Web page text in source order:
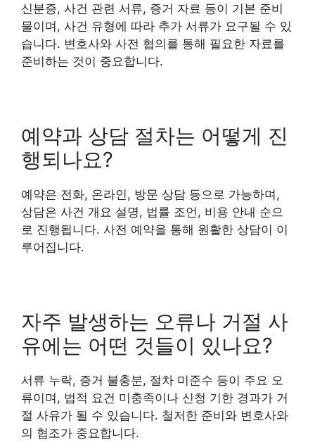
신분증, 사건 관련 서류, 증거 자료 등이 기본 준비
물이며, 사건 유형에 따라 추가 서류가 요구될 수 있
습니다. 변호사와 사전 협의를 통해 필요한 자료를
준비하는 것이 중요합니다.
예약과 상담 절차는 어떻게 진
행되나요?
예약은 전화, 온라인, 방문 상담 등으로 가능하며,
상담은 사건 개요 설명, 법률 조언, 비용 안내 순으
로 진행됩니다. 사전 예약을 통해 원활한 상담이 이
루어집니다.
자주 발생하는 오류나 거절 사
유에는 어떤 것들이 있나요?
서류 누락, 증거 불충분, 절차 미준수 등이 주요 오
류이며, 법적 요건 미충족이나 신청 기한 경과가 거
절 사유가 될 수 있습니다. 철저한 준비와 변호사와
의 협조가 중요합니다.